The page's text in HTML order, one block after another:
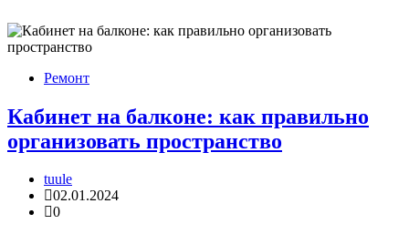
Ремонт
Кабинет на балконе: как правильно
организовать пространство
tuule
02.01.2024
0